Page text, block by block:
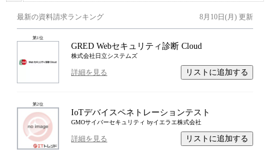
最新の資料請求ランキング 8月10日(月) 更新
第1位
GRED Webセキュリティ診断 Cloud
株式会社日立システムズ
詳細を見る リストに追加する
第2位
IoTデバイスペネトレーションテスト
GMOサイバーセキュリティ byイエラエ株式会社
詳細を見る リストに追加する